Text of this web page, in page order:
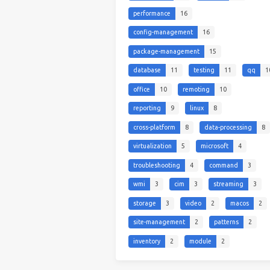
performance 16
config-management 16
package-management 15
database 11 testing 11 qq
office 10 remoting 10
reporting 9 linux 8
cross-platform 8 data-processing 8
virtualization 5 microsoft 4
troubleshooting 4 command 3
wmi 3 cim 3 streaming 3
storage 3 video 2 macos 2
site-management 2 patterns 2
inventory 2 module 2